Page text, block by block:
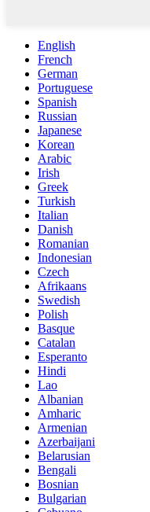
English
French
German
Portuguese
Spanish
Russian
Japanese
Korean
Arabic
Irish
Greek
Turkish
Italian
Danish
Romanian
Indonesian
Czech
Afrikaans
Swedish
Polish
Basque
Catalan
Esperanto
Hindi
Lao
Albanian
Amharic
Armenian
Azerbaijani
Belarusian
Bengali
Bosnian
Bulgarian